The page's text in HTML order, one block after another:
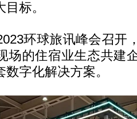
标。
环球旅讯峰会召开
场的住宿业生态共建
字化解决方案。